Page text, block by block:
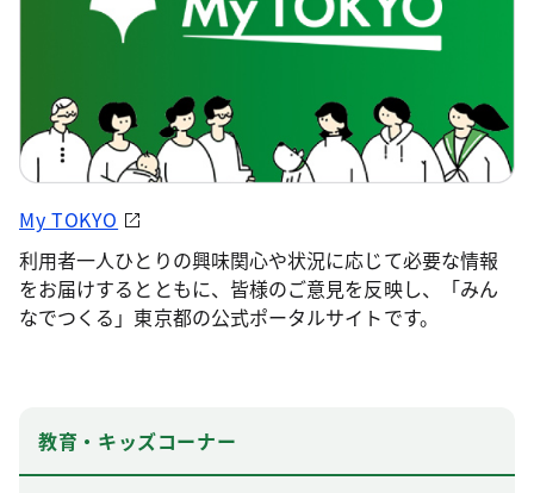
My TOKYO
利用者一人ひとりの興味関心や状況に応じて必要な情報
をお届けするとともに、皆様のご意見を反映し、「みん
なでつくる」東京都の公式ポータルサイトです。
教育・キッズコーナー